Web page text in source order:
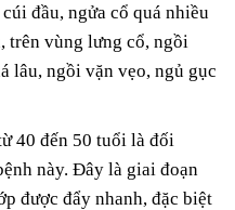
đầu, ngửa cổ quá nhiều
trên vùng lưng cổ, ngồi
lâu, ngồi vặn vẹo, ngủ gục
40 đến 50 tuổi là đối
này. Đây là giai đoạn
được đẩy nhanh, đặc biệt